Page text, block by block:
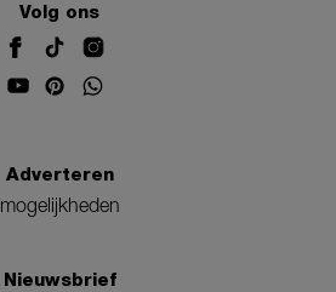
Volg ons
Adverteren
mogelijkheden
Nieuwsbrief